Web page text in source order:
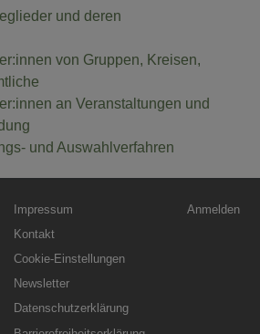
und deren
von Gruppen, Kreisen,
an Veranstaltungen und
und Auswahlverfahren
Fußbereichsmenü
Impressum
Kontakt
Cookie-Einstellungen
Newsletter
Datenschutzerklärung
Anmelden